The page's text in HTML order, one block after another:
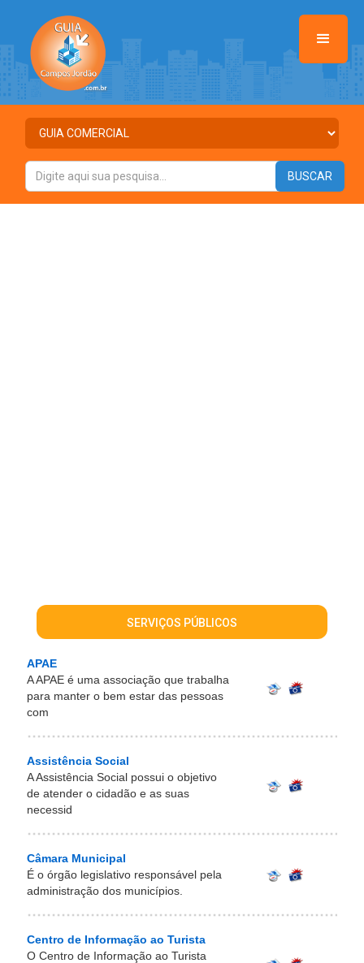
SERVIÇOS PÚBLICOS
APAE
A APAE é uma associação que trabalha
para manter o bem estar das pessoas
com
Assistência Social
A Assistência Social possui o objetivo
de atender o cidadão e as suas
necessid
Câmara Municipal
É o órgão legislativo responsável pela
administração dos municípios.
Centro de Informação ao Turista
O Centro de Informação ao Turista